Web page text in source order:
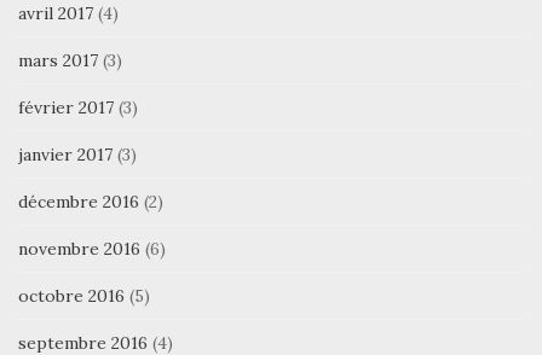
avril 2017 (4)
mars 2017 (3)
février 2017 (3)
janvier 2017 (3)
décembre 2016 (2)
novembre 2016 (6)
octobre 2016 (5)
septembre 2016 (4)